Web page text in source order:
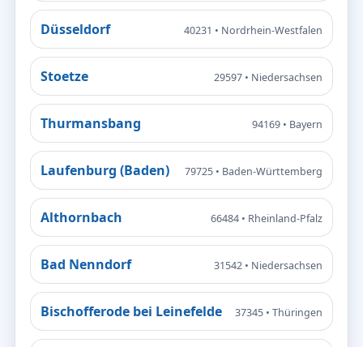
Düsseldorf 40231 • Nordrhein-Westfalen
Stoetze 29597 • Niedersachsen
Thurmansbang 94169 • Bayern
Laufenburg (Baden) 79725 • Baden-Württemberg
Althornbach 66484 • Rheinland-Pfalz
Bad Nenndorf 31542 • Niedersachsen
Bischofferode bei Leinefelde 37345 • Thüringen